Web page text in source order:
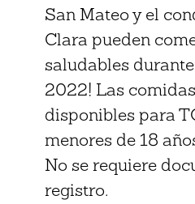
San Mateo y el
Clara pueden
saludables
2022! Las
disponibles para
menores de 18
No se requiere
registro.